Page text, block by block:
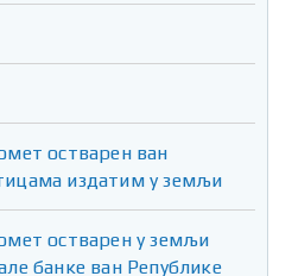
остварен ван
издатим у земљи
остварен у земљи
банке ван Републике